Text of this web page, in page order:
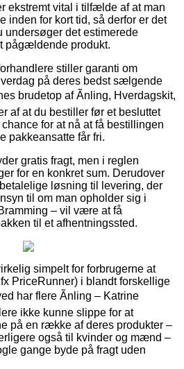
ekstremt vital i tilfælde af at man
inden for kort tid, så derfor er det
det estimerede
pågældende produkt.
stiller garanti om
på deres bedst sælgende
brudetop af Ãnling, Hverdagskit,
af at du bestiller før et besluttet
for at nå at få bestillingen
pakkeansatte får fri.
gratis fragt, men i reglen
for en konkret sum. Derudover
løsning til levering, der
til om man opholder sig i
– vil være at få
til et afhentningssted.
simpelt for forbrugerne at
PriceRunner) i blandt forskellige
har flere Ãnling – Katrine
ikke kunne slippe for at
på en række af deres produkter –
også til kvinder og mænd –
gange byde på fragt uden